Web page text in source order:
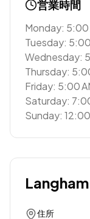
営業時間
Monday: 5:00
Tuesday:
Wednesday:
Thursday:
Friday: 5:00
Saturday:
Sunday:
住所